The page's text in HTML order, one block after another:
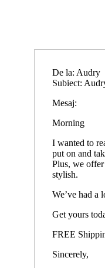
De la: Audry
Subiect:
Mesaj:
Morning
I wanted to
put on and
Plus, we
stylish.
We’ve had a
Get yours
FREE
Sincerely,